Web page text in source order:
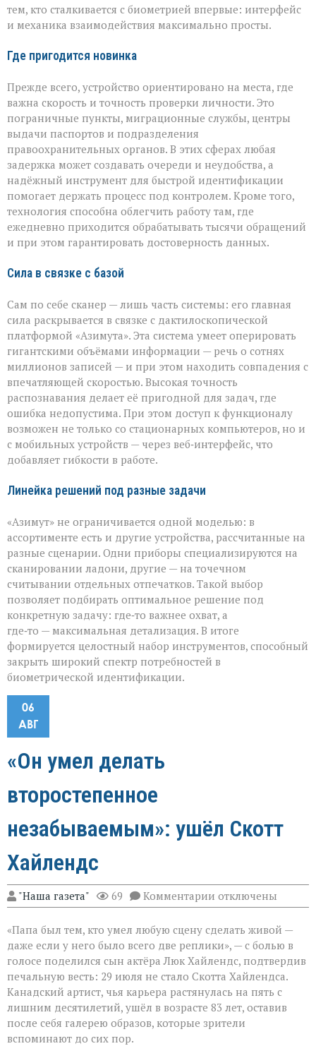
тем, кто сталкивается с биометрией впервые: интерфейс
и механика взаимодействия максимально просты.
Где пригодится новинка
Прежде всего, устройство ориентировано на места, где
важна скорость и точность проверки личности. Это
пограничные пункты, миграционные службы, центры
выдачи паспортов и подразделения
правоохранительных органов. В этих сферах любая
задержка может создавать очереди и неудобства, а
надёжный инструмент для быстрой идентификации
помогает держать процесс под контролем. Кроме того,
технология способна облегчить работу там, где
ежедневно приходится обрабатывать тысячи обращений
и при этом гарантировать достоверность данных.
Сила в связке с базой
Сам по себе сканер — лишь часть системы: его главная
сила раскрывается в связке с дактилоскопической
платформой «Азимута». Эта система умеет оперировать
гигантскими объёмами информации — речь о сотнях
миллионов записей — и при этом находить совпадения с
впечатляющей скоростью. Высокая точность
распознавания делает её пригодной для задач, где
ошибка недопустима. При этом доступ к функционалу
возможен не только со стационарных компьютеров, но и
с мобильных устройств — через веб‑интерфейс, что
добавляет гибкости в работе.
Линейка решений под разные задачи
«Азимут» не ограничивается одной моделью: в
ассортименте есть и другие устройства, рассчитанные на
разные сценарии. Одни приборы специализируются на
сканировании ладони, другие — на точечном
считывании отдельных отпечатков. Такой выбор
позволяет подбирать оптимальное решение под
конкретную задачу: где‑то важнее охват, а
где‑то — максимальная детализация. В итоге
формируется целостный набор инструментов, способный
закрыть широкий спектр потребностей в
биометрической идентификации.
06
АВГ
«Он умел делать
второстепенное
незабываемым»: ушёл Скотт
Хайлендс
"Наша газета" 69 Комментарии к
записи
умел
делать
второстепенное
незабываемым»:
ушёл
Скотт
Хайлендс
отключены
«Папа был тем, кто умел любую сцену сделать живой —
даже если у него было всего две реплики», — с болью в
голосе поделился сын актёра Люк Хайлендс, подтвердив
печальную весть: 29 июля не стало Скотта Хайлендса.
Канадский артист, чья карьера растянулась на пять с
лишним десятилетий, ушёл в возрасте 83 лет, оставив
после себя галерею образов, которые зрители
вспоминают до сих пор.